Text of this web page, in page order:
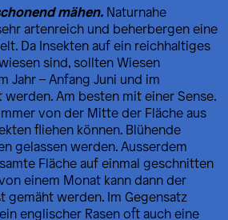
mähen. Naturnahe
artenreich und beherbergen eine
Da Insekten auf ein reichhaltiges
sind, sollten Wiesen
Jahr – Anfang Juni und im
Am besten mit einer Sense.
von der Mitte der Fläche aus
fliehen können. Blühende
gelassen werden. Ausserdem
Fläche auf einmal geschnitten
einem Monat kann dann der
gemäht werden. Im Gegensatz
englischer Rasen oft auch eine